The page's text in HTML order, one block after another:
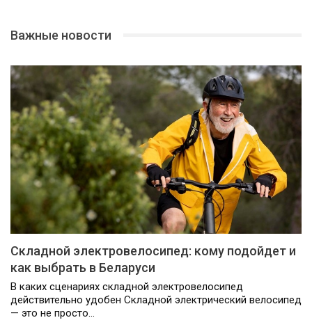
Важные новости
Складной электровелосипед: кому подойдет и
как выбрать в Беларуси
В каких сценариях складной электровелосипед
действительно удобен Складной электрический велосипед
— это не просто…